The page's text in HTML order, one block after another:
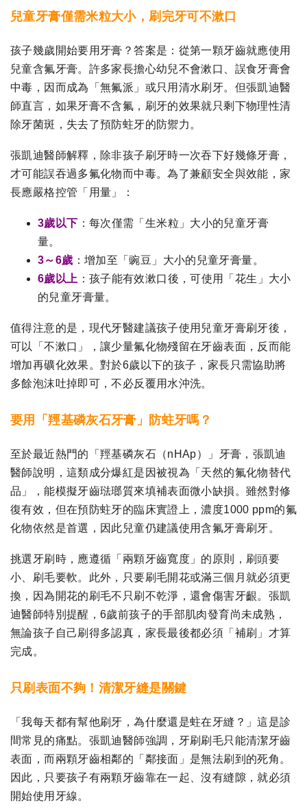
兒童牙膏僅需米粒大小，刷完牙可不漱口
孩子幾歲開始要用牙膏？答案是：從第一顆牙齒就應使用
兒童含氟牙膏。許多家長擔心幼兒不會漱口、誤食牙膏會
中毒，因而成為「無氟派」或只用清水刷牙。但張凱迪醫
師直言，如果牙膏不含氟，刷牙的效果就只剩下物理性清
除牙菌斑，失去了預防蛀牙的防禦力。
張凱迪醫師解釋，除非孩子刷牙時一次吞下好幾條牙膏，
才可能誤吞過多氟化物而中毒。為了兼顧安全與效能，家
長應嚴格控管「用量」：
3歲以下 ：每次僅需「生米粒」大小的兒童牙膏
量。
3～6歲 ：增加至「豌豆」大小的兒童牙膏量。
6歲以上 ：孩子能有效漱口後，可使用「花生」大小
的兒童牙膏量。
值得注意的是，現代牙醫建議孩子使用兒童牙膏刷牙後，
可以「不漱口」，讓少量氟化物殘留在牙齒表面，反而能
增加再礦化效果。對於6歲以下的孩子，家長只需協助將
多餘泡沫吐掉即可，不必反覆用水沖洗。
要用「羥基磷灰石牙膏」防蛀牙嗎？
至於最近熱門的「羥基磷灰石（nHAp）」牙膏，張凱迪
醫師說明，這類成分爆紅是因被視為「天然的氟化物替代
品」，能模擬牙齒琺瑯質來填補表面微小缺損。雖然對修
復有效，但在預防蛀牙的臨床實證上，濃度1000 ppm的氟
化物依然是首選，因此兒童仍建議使用含氟牙膏刷牙。
挑選牙刷時，應遵循「兩顆牙齒寬度」的原則，刷頭要
小、刷毛要軟。此外，只要刷毛開花或滿三個月就必須更
換，因為開花的刷毛不只刷不乾淨，還會傷害牙齦。張凱
迪醫師特別提醒，6歲前孩子的手部肌肉發育尚未成熟，
無論孩子自己刷得多認真，家長最後都必須「補刷」才算
完成。
只刷表面不夠！清潔牙縫是關鍵
「我每天都有幫他刷牙，為什麼還是蛀在牙縫？」這是診
間常見的痛點。張凱迪醫師強調，牙刷刷毛只能清潔牙齒
表面，而兩顆牙齒相鄰的「鄰接面」是無法刷到的死角。
因此，只要孩子有兩顆牙齒靠在一起、沒有縫隙，就必須
開始使用牙線。